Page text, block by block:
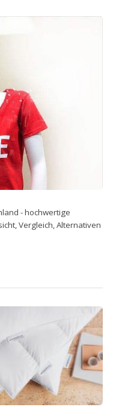
- hochwertige
Vergleich, Alternativen